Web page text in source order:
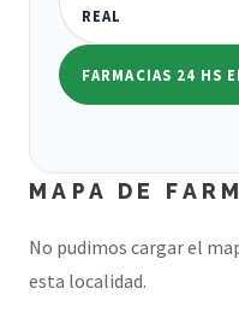
REAL
FARMACIAS 24 HS
MAPA DE
No pudimos cargar el
esta localidad.